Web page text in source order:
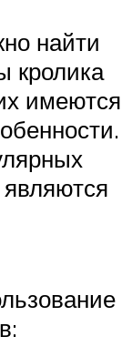
найти
кролика
имеются